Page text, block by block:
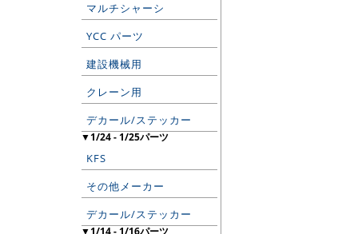
マルチシャーシ
YCC パーツ
建設機械用
クレーン用
デカール/ステッカー
▼1/24 - 1/25パーツ
KFS
その他メーカー
デカール/ステッカー
▼1/14 - 1/16パーツ